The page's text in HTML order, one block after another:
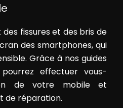
fissures et des bris de
des smartphones, qui
Grâce à nos guides
effectuer vous-
de votre mobile et
de réparation.